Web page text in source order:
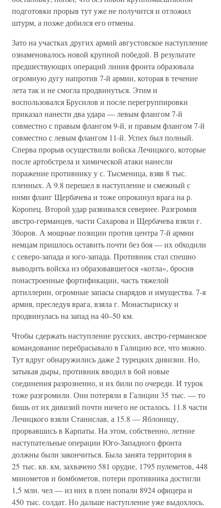
подготовки прорыв тут уже не получится и отложил
штурм, а позже добился его отмены.
Зато на участках других армий августовское наступление
ознаменовалось новой крупной победой. В результате
предшествующих операций линия фронта образовала
огромную дугу напротив 7-й армии, которая в течение
лета так и не смогла продвинуться. Этим и
воспользовался Брусилов и после перегруппировки
приказал нанести два удара — левым флангом 7-й
совместно с правым флангом 9-й, и правым флангом 7-й
совместно с левым флангом 11-й. Успех был полный.
Сперва прорыв осуществили войска Лечицкого, которые
после артобстрела и химической атаки нанесли
поражение противнику у с. Тысменица, взяв 8 тыс.
пленных. А 9.8 перешел в наступление и смежный с
ними фланг Щербачева и тоже опрокинул врага на р.
Коропец. Второй удар развивался севернее. Разгромив
австро-германцев, части Сахарова и Щербачева взяли г.
Зборов. А мощные позиции против центра 7-й армии
немцам пришлось оставить почти без боя — их обходили
с северо-запада и юго-запада. Противник стал спешно
выводить войска из образовавшегося «котла», бросив
понастроенные фортификации, часть тяжелой
артиллерии, огромные запасы снарядов и имущества. 7-я
армия, преследуя врага, взяла г. Монастыриску и
продвинулась на запад на 40–50 км.
Чтобы сдержать наступление русских, австро-германское
командование перебрасывало в Галицию все, что можно.
Тут вдруг обнаружились даже 2 турецких дивизии. Но,
затыкая дыры, противник вводил в бой новые
соединения разрозненно, и их били по очереди. И турок
тоже разгромили. Они потеряли в Галиции 35 тыс. — то
бишь от их дивизий почти ничего не осталось. 11.8 части
Лечицкого взяли Станислав, а 15.8 — Яблоницу,
прорвавшись в Карпаты. На этом, собственно, летние
наступательные операции Юго-Западного фронта
должны были закончиться. Была занята территория в
25 тыс. кв. км, захвачено 581 орудие, 1795 пулеметов, 448
минометов и бомбометов, потери противника достигли
1,5 млн. чел — из них в плен попали 8924 офицера и
450 тыс. солдат. Но дальше наступление уже выдохлось,